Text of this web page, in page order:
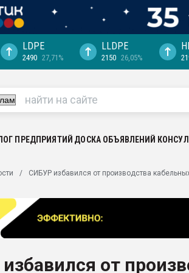
выходит на
рынке
LDPE
2490 27,71%
LLDPE
2150 26,05%
ПРЕДПРИЯТИЙ ДОСКА ОБЪЯВЛЕНИЙ
СИБУР избавился от производства
от